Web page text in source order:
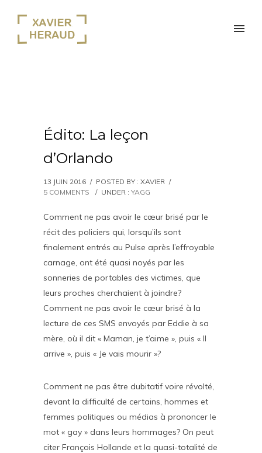
Édito: La leçon
d’Orlando
13 JUIN 2016 / POSTED BY : XAVIER /
5 COMMENTS
/ UNDER : YAGG
Comment ne pas avoir le cœur brisé par le
récit des policiers qui, lorsqu’ils sont
finalement entrés au Pulse après l’effroyable
carnage, ont été quasi noyés par les
sonneries de portables des victimes, que
leurs proches cherchaient à joindre?
Comment ne pas avoir le cœur brisé à la
lecture de ces SMS envoyés par Eddie à sa
mère, où il dit « Maman, je t’aime », puis « Il
arrive », puis « Je vais mourir »?
Comment ne pas être dubitatif voire révolté,
devant la difficulté de certains, hommes et
femmes politiques ou médias à prononcer le
mot « gay » dans leurs hommages? On peut
citer François Hollande et la quasi-totalité de